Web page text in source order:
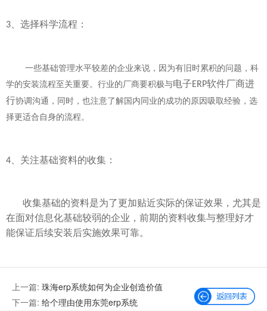
3 、选择科学流程：
一些基础管理水平较差的企业来说，因为有旧时累积的问题，科
学的安装流程至关重要。行业的厂商要积极与电子ERP软件厂商进
行协调沟通，同时，也注意了解国内同业的成功的原因吸取经验，选
择更适合自身的流程。
4 、关注基础资料的收集：
收集基础的资料是为了更加贴近实际的保证效果，尤其是
在面对信息化基础较弱的企业，前期的资料收集与整理好才
能保证后续安装后实施效果可靠。
上一篇: 珠海erp系统如何为企业创造价值
下一篇: 给个理由使用东莞erp系统